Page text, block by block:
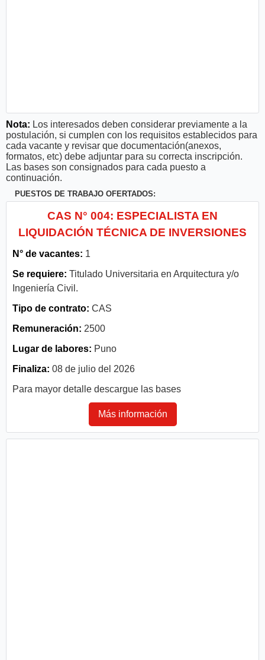
Nota: Los interesados deben considerar previamente a la
postulación, si cumplen con los requisitos establecidos para
cada vacante y revisar que documentación(anexos,
formatos, etc) debe adjuntar para su correcta inscripción.
Las bases son consignados para cada puesto a
continuación.
PUESTOS DE TRABAJO OFERTADOS:
CAS N° 004: ESPECIALISTA EN
LIQUIDACIÓN TÉCNICA DE INVERSIONES
N° de vacantes: 1
Se requiere: Titulado Universitaria en Arquitectura y/o
Ingeniería Civil.
Tipo de contrato: CAS
Remuneración: 2500
Lugar de labores: Puno
Finaliza: 08 de julio del 2026
Para mayor detalle descargue las bases
Más información